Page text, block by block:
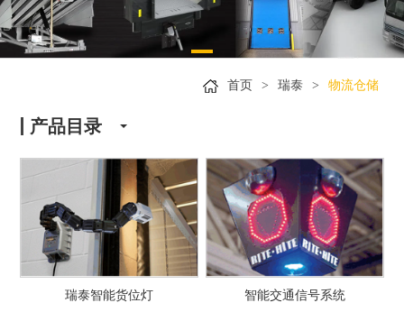
首页 > 瑞泰 > 物流仓储
产品目录
瑞泰智能货位灯 智能交通信号系统